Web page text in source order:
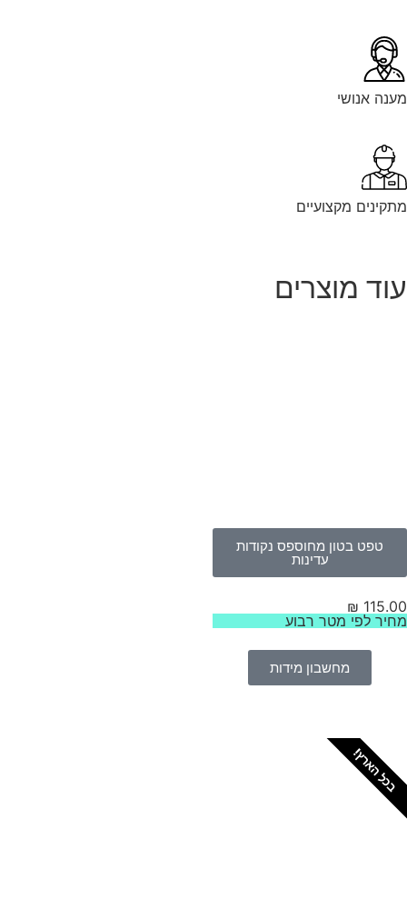
אנושי
מקצועיים
מוצרים
טפט בטון מחוספס נקודות
עדינות
₪
לפי מטר רבוע
מחשבון מידות
הארץ!